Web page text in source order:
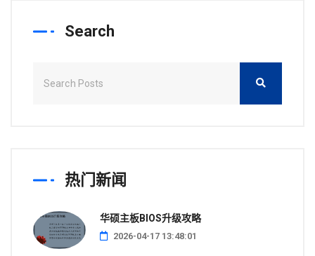
Search
热门新闻
华硕主板BIOS升级攻略
2026-04-17 13:48:01